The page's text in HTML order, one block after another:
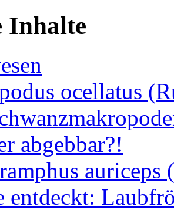
Inhalte
ocellatus
abgebbar?!
entdeckt: